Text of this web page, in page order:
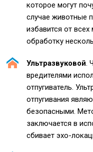
которое могут
случае животные
избавится от
обработку
Ультразвуковой.
вредителями
отпугиватель.
отпугивания
безопасными.
заключается в
сбивает эхо-